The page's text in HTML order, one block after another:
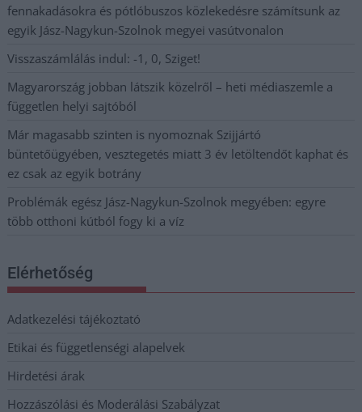
fennakadásokra és pótlóbuszos közlekedésre számítsunk az
egyik Jász-Nagykun-Szolnok megyei vasútvonalon
Visszaszámlálás indul: -1, 0, Sziget!
Magyarország jobban látszik közelről – heti médiaszemle a
független helyi sajtóból
Már magasabb szinten is nyomoznak Szijjártó
büntetőügyében, vesztegetés miatt 3 év letöltendőt kaphat és
ez csak az egyik botrány
Problémák egész Jász-Nagykun-Szolnok megyében: egyre
több otthoni kútból fogy ki a víz
Elérhetőség
Adatkezelési tájékoztató
Etikai és függetlenségi alapelvek
Hirdetési árak
Hozzászólási és Moderálási Szabályzat